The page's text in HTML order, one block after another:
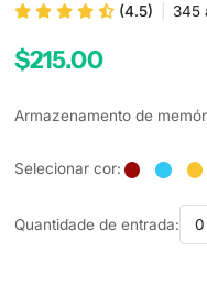
(4.5) 345
$215.00
Armazenamento de
Selecionar cor:
Quantidade de entrada: